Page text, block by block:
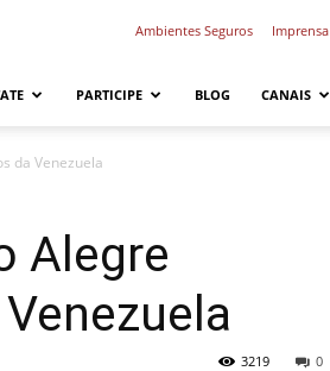
Ambientes Seguros Imprensa
PARTICIPE BLOG CANAIS
da Venezuela
Alegre
0
3219